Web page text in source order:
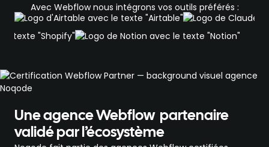
Avec Webflow nous intégrons vos outils préférés :
Une agence Webflow partenaire
validé par l’écosystème